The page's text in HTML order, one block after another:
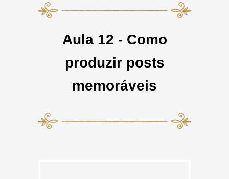
Aula 12 - Como
produzir posts
memoráveis